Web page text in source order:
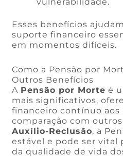
Esses benefícios
suporte financeiro
em momentos difíceis.
Como a Pensão por
Outros Benefícios
A Pensão por Morte é
mais significativos,
financeiro contínuo aos
comparação com
Auxílio-Reclusão, a
estável e pode ser vital
da qualidade de vida